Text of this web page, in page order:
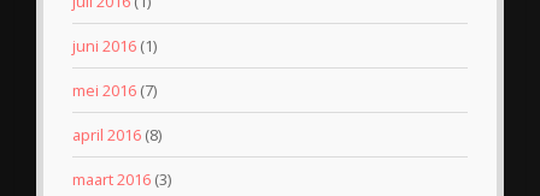
juni 2016 (1)
mei 2016 (7)
april 2016 (8)
maart 2016 (3)